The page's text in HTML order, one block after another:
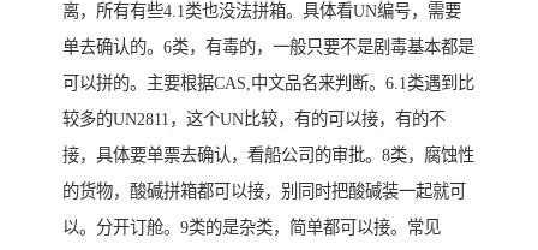
离，所有有些4.1类也没法拼箱。具体看UN编号，需要
单去确认的。6类，有毒的，一般只要不是剧毒基本都是
可以拼的。主要根据CAS,中文品名来判断。6.1类遇到比
较多的UN2811，这个UN比较，有的可以接，有的不
接，具体要单票去确认，看船公司的审批。8类，腐蚀性
的货物，酸碱拼箱都可以接，别同时把酸碱装一起就可
以。分开订舱。9类的是杂类，简单都可以接。常见